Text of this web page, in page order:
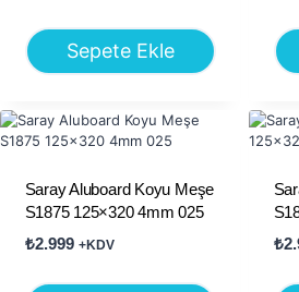
Sepete Ekle
Saray Aluboard Koyu Meşe
S1875 125×320 4mm 025
₺2.999 +KDV
₺